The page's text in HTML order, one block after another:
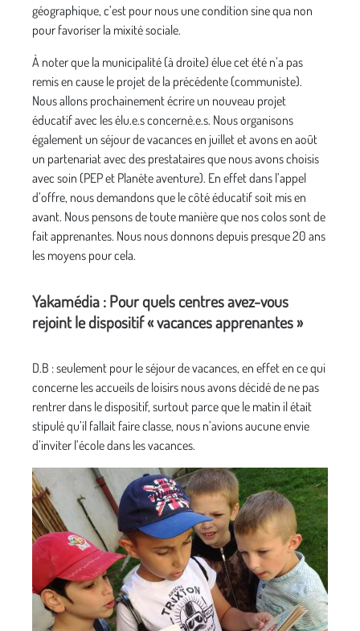
géographique, c’est pour nous une condition sine qua non
pour favoriser la mixité sociale.
À noter que la municipalité (à droite) élue cet été n’a pas
remis en cause le projet de la précédente (communiste).
Nous allons prochainement écrire un nouveau projet
éducatif avec les élu.e.s concerné.e.s. Nous organisons
également un séjour de vacances en juillet et avons en août
un partenariat avec des prestataires que nous avons choisis
avec soin (PEP et Planète aventure). En effet dans l’appel
d’offre, nous demandons que le côté éducatif soit mis en
avant. Nous pensons de toute manière que nos colos sont de
fait apprenantes. Nous nous donnons depuis presque 20 ans
les moyens pour cela.
Yakamédia : Pour quels centres avez-vous
rejoint le dispositif « vacances apprenantes »
D.B : seulement pour le séjour de vacances, en effet en ce qui
concerne les accueils de loisirs nous avons décidé de ne pas
rentrer dans le dispositif, surtout parce que le matin il était
stipulé qu’il fallait faire classe, nous n’avions aucune envie
d’inviter l’école dans les vacances.